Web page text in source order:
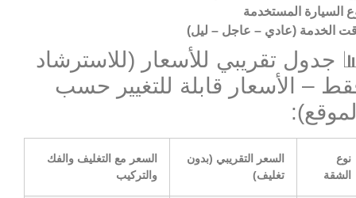
السيارة المستخدمة
الخدمة (عادي – عاجل – ليل)
جدول تقريبي للأسعار (للاسترشاد
– الأسعار قابلة للتغيير حسب
نوع
الشقة
السعر التقريبي (بدون
تغليف)
السعر مع التغليف والفك
والتركيب